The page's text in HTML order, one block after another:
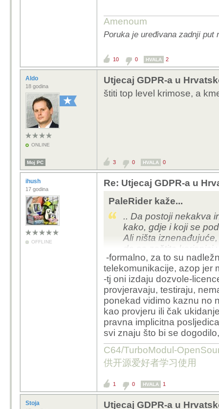
Amenoum
Poruka je uređivana zadnji put
10 0 HVALA 2
Aldo
18 godina
ONLINE
Utjecaj GDPR-a u
štiti top level krimose, a
Moj PC 3 0 HVALA 0
ihush
17 godina
OFFLINE
Re: Utjecaj GDPR-a u
PaleRider kaže...
.. Da postoji nekakva
kako, gdje i koji se
Ali ništa
da se zaštite
koji ne poštuju
struka ..
-formalno, za to su
telekomunikacije, azop jer
-tj oni izdaju dozvole-
provjeravaju, testiraju,
ponekad vidimo kaznu no
kao provjeru ili čak
pravna implicitna
svi znaju što bi se
C64/TurboModul-
供开源爱好者学习使用
1 0 HVALA 1
Stoja
Utjecaj GDPR-a u